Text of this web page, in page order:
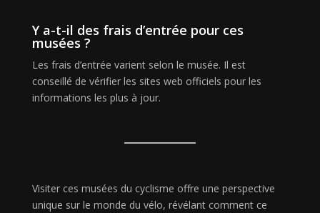
Y a-t-il des frais d’entrée pour ces
musées ?
Les frais d’entrée varient selon le musée. Il est
conseillé de vérifier les sites web officiels pour les
informations les plus à jour.
Visiter ces musées du cyclisme offre une perspective
unique sur le monde du vélo, révélant comment ce